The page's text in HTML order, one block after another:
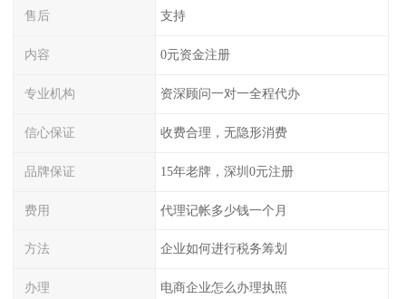
售后 支持
内容 0元资金注册
专业机构 资深顾问一对一全程代办
信心保证 收费合理，无隐形消费
品牌保证 15年老牌，深圳0元注册
费用 代理记帐多少钱一个月
方法 企业如何进行税务筹划
办理 电商企业怎么办理执照